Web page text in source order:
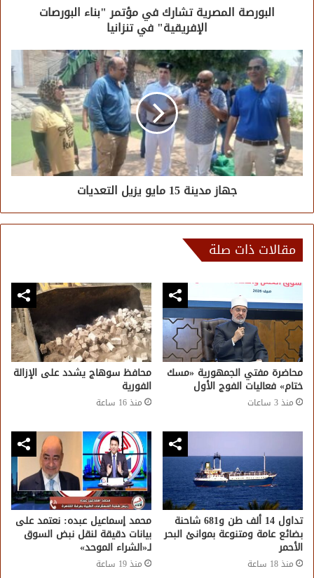
البورصة المصرية تشارك في مؤتمر "بناء البورصات
الإفريقية" في تنزانيا
جهاز مدينة 15 مايو يزيل التعديات
مقالات ذات صلة
محاضرة مفتي الجمهورية «مسك
ختام» فعاليات الفوج الأول
منذ 3 ساعات
محافظ سوهاج يشدد على الإزالة
الفورية
منذ 16 ساعة
تداول 14 ألف طن و681 شاحنة
بضائع عامة ومتنوعة بموانئ البحر
الأحمر
منذ 18 ساعة
محمد إسماعيل عبده: نعتمد على
بيانات دقيقة لنقل نبض السوق
لـ«الشراء الموحد»
منذ 19 ساعة